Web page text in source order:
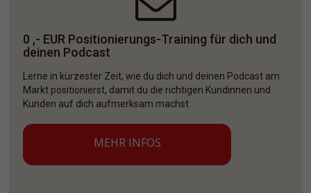
0 ,- EUR Positionierungs-Training für dich und
deinen Podcast
Lerne in kürzester Zeit, wie du dich und deinen Podcast am
Markt positionierst, damit du die richtigen Kundinnen und
Kunden auf dich aufmerksam machst.
MEHR INFOS